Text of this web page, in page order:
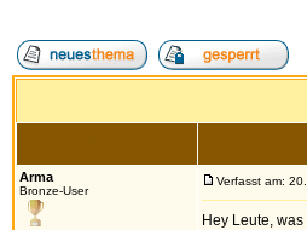
Arma
Bronze-User
Verfasst am:
Hey Leute,